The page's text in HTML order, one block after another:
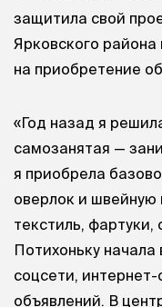
защитила свой
Ярковского
на приобретение
«Год назад я
самозанятая —
я приобрела
оверлок и
текстиль, фартуки,
Потихоньку начала
соцсети,
объявлений. В